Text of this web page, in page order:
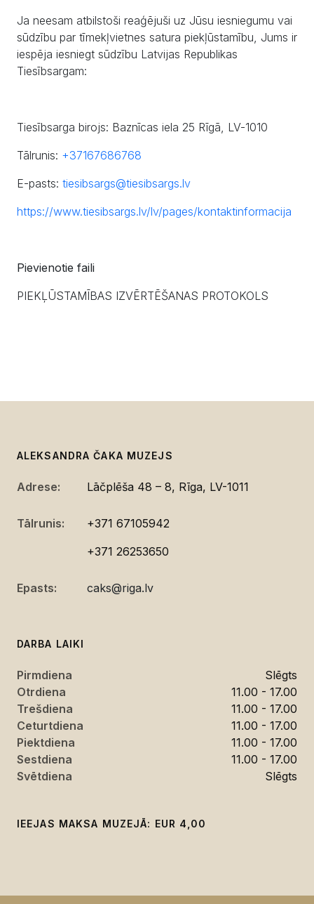
Ja neesam atbilstoši reaģējuši uz Jūsu iesniegumu vai
sūdzību par tīmekļvietnes satura piekļūstamību, Jums ir
iespēja iesniegt sūdzību Latvijas Republikas
Tiesībsargam:
Tiesībsarga birojs: Baznīcas iela 25 Rīgā, LV-1010
Tālrunis: +37167686768
E-pasts: tiesibsargs@tiesibsargs.lv
https://www.tiesibsargs.lv/lv/pages/kontaktinformacija
Pievienotie faili
PIEKĻŪSTAMĪBAS IZVĒRTĒŠANAS PROTOKOLS
ALEKSANDRA ČAKA MUZEJS
Adrese: Lāčplēša 48 – 8, Rīga, LV-1011
Tālrunis:
+371 67105942
+371 26253650
Epasts: caks@riga.lv
DARBA LAIKI
Pirmdiena
Slēgts
Otrdiena
11.00 - 17.00
Trešdiena
11.00 - 17.00
Ceturtdiena
11.00 - 17.00
Piektdiena
11.00 - 17.00
Sestdiena
11.00 - 17.00
Svētdiena
Slēgts
IEEJAS MAKSA MUZEJĀ: EUR 4,00